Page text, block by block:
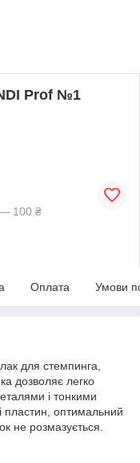
Prof №1
— 100 ₴
Оплата Умови
для стемпинга,
дозволяє легко
і тонкими
пластин, оптимальний
не розмазується.